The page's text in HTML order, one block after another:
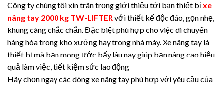
Công ty chúng tôi xin trân trọng giới thiệu tới bạn thiết bị xe
nâng tay 2000 kg TW-LIFTERvới thiết kế độc đáo, gọn nhẹ,
khung càng chắc chắn. Đặc biệt phù hợp cho việc di chuyển
hàng hóa trong kho xưởng hay trong nhà máy. Xe nâng tay là
thiết bị mà bạn mong ước bấy lâu nay giúp bạn nâng cao hiệu
quả làm việc, tiết kiệm sức lao động
Hãy chọn ngay các dòng xe nâng tay phù hợp với yêu cầu của